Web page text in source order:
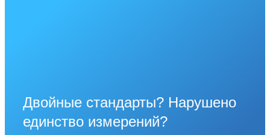
Двойные стандарты? Нарушено
единство измерений?